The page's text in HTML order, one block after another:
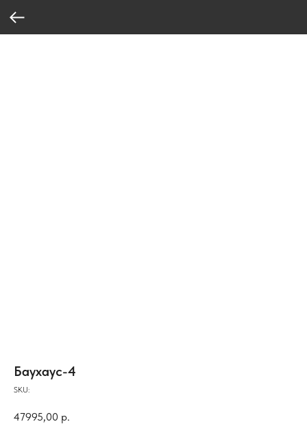
Баухаус-4
SKU:
47995,00 р.